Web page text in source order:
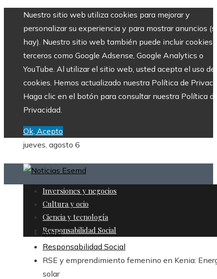
Nuestro sitio web utiliza cookies para mejorar y
personalizar su experiencia y para mostrar anuncios
hay). Nuestro sitio web también puede incluir cookies
terceros como Google Adsense, Google Analytics o
YouTube. Al utilizar el sitio web, usted acepta el uso de
cookies. Hemos actualizado nuestra Política de
Haga clic en el botón para consultar nuestra Política
Privacidad.
Ok, Acepto
jueves, agosto 6
Inversiones y negocios
Cultura y ocio
Ciencia y tecnología
Responsabilidad Social
Inicio
Responsabilidad Social
RSE y emprendimiento femenino en Kenia:
solar